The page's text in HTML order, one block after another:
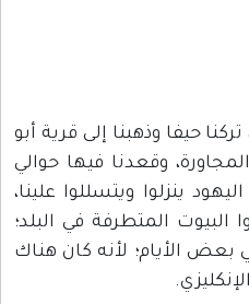
حيفا وذهبنا إلى قرية أبو
وقعدنا فيها حوالي
ينزلوا ويتسللوا علينا،
البيوت المتطرفة في البلد؛
بعض الأيام؛ لأنه كان هناك